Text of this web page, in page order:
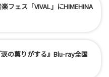
フェス「VIVAL」にHIMEHINA
涙の薫りがする』Blu-ray全国